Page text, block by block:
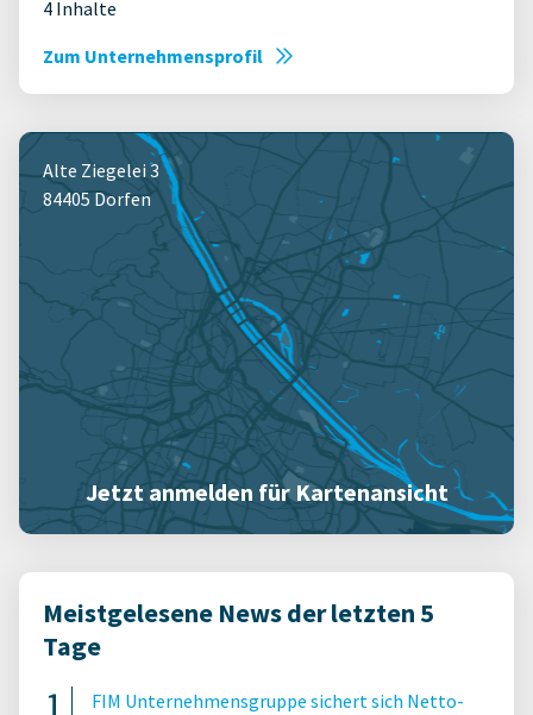
4 Inhalte
Zum Unternehmensprofil
Alte Ziegelei 3
84405 Dorfen
Jetzt anmelden für Kartenansicht
Meistgelesene News der letzten 5
Tage
FIM Unternehmensgruppe sichert sich Netto-